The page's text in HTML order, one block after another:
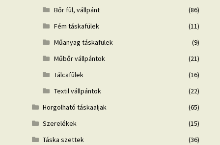
Bőr fül, vállpánt
(86)
Fém táskafülek
(11)
Műanyag táskafülek
(9)
Műbőr vállpántok
(21)
Tálcafülek
(16)
Textil vállpántok
(22)
Horgolható táskaaljak
(65)
Szerelékek
(15)
Táska szettek
(36)